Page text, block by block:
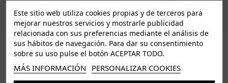
ENVÍO GRATUITO *
ISLAS CANARIAS
Tenerife 3.50€. Gratis a partir de 50€
Resto de islas 5€. Gratis a partir de 50€
Este sitio web utiliza cookies propias y de terceros para
mejorar nuestros servicios y mostrarle publicidad
relacionada con sus preferencias mediante el análisis de
sus hábitos de navegación. Para dar su consentimiento
sobre su uso pulse el botón ACEPTAR TODO.
MÁS INFORMACIÓN PERSONALIZAR COOKIES